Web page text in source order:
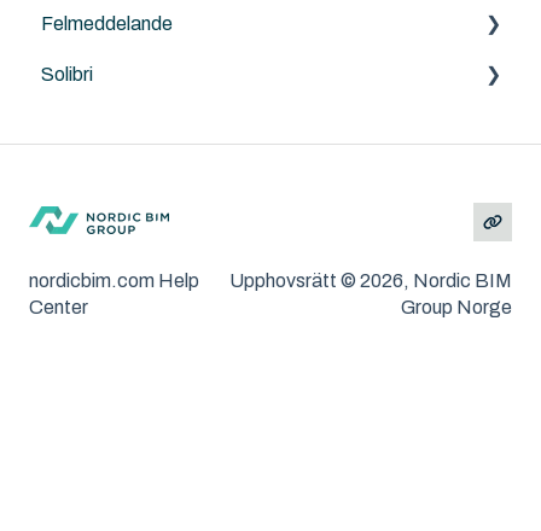
Graphisoft
Felmeddelande
Archicad
Solibri
Felsökning
nordicbim.com Help
Center
Upphovsrätt © 2026, Nordic BIM
Group Norge